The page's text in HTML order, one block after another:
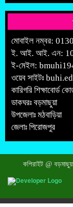
মোবাইল নম্বর:
ই. আই. আই. এন:
ই-মেইল:
ওয়েব সাইটঃ
কারিগরি শিক্ষাবোর্ড
ডাকঘরঃ বড়মাছুয়া
উপজেলাঃ মঠবাড়িয়া
জেলাঃ পিরোজপুর
কপিরাইট @